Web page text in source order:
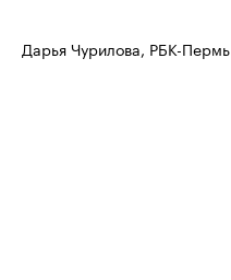
Дарья Чурилова, РБК-Пермь